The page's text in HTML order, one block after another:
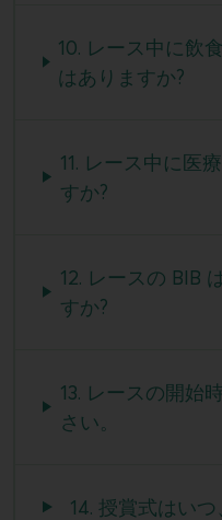
10. レース中に飲
はありますか?
11. レース中に医
すか?
12. レースの BIB
すか?
13. レースの開始
さい。
14. 授賞式はい